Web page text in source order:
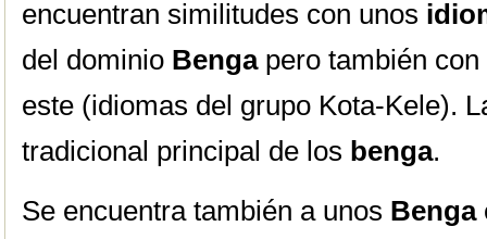
encuentran similitudes con unos
del dominio Bengapero también
este (idiomas del grupo Kota-Kele).
tradicional principal de los benga.
Se encuentra también a unos Benga